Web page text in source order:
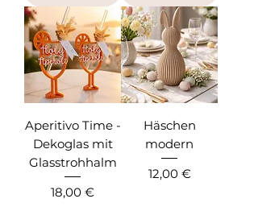
Aperitivo Time -
Dekoglas mit
Glasstrohhalm
Preis
18,00 €
Häschen
modern
Preis
12,00 €